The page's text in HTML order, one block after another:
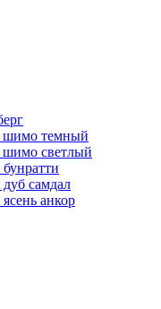
шимо темный
шимо светлый
самдал
анкор